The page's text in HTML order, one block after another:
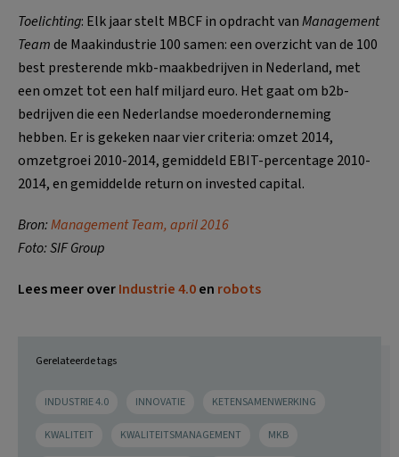
Toelichting: Elk jaar stelt MBCF in opdracht vanManagement
Teamde Maakindustrie 100 samen: een overzicht van de 100
best presterende mkb-maakbedrijven in Nederland, met
een omzet tot een half miljard euro. Het gaat om b2b-
bedrijven die een Nederlandse moederonderneming
hebben. Er is gekeken naar vier criteria: omzet 2014,
omzetgroei 2010-2014, gemiddeld EBIT-percentage 2010-
2014, en gemiddelde return on invested capital.
Bron:Management Team, april 2016
Foto: SIF Group
Lees meer overIndustrie 4.0en robots
Gerelateerde tags
INDUSTRIE 4.0 INNOVATIE KETENSAMENWERKING
KWALITEIT KWALITEITSMANAGEMENT MKB